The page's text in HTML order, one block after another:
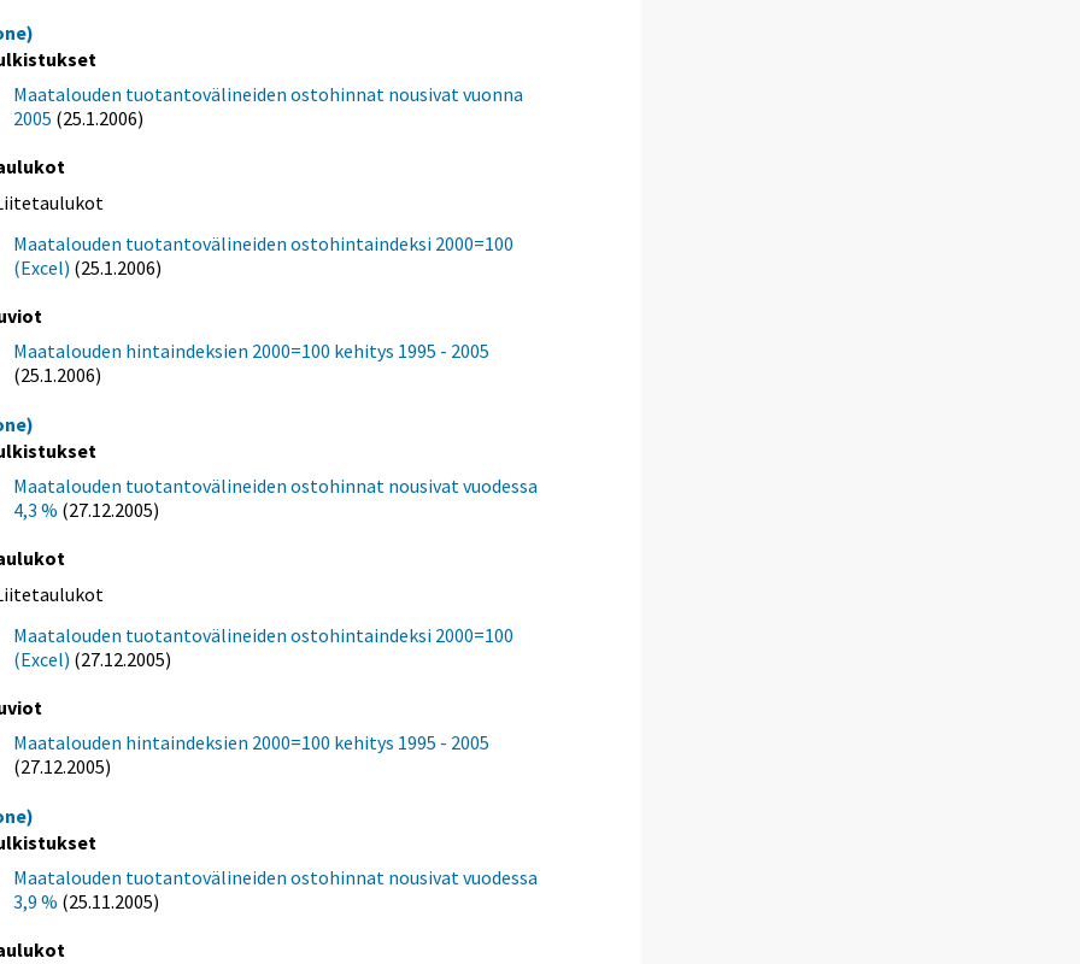
Maatalouden tuotantovälineiden ostohinnat nousivat vuonna
2005 (25.1.2006)
Maatalouden tuotantovälineiden ostohintaindeksi 2000=100
(Excel) (25.1.2006)
Maatalouden hintaindeksien 2000=100 kehitys 1995 - 2005
(25.1.2006)
Maatalouden tuotantovälineiden ostohinnat nousivat vuodessa
4,3 % (27.12.2005)
Maatalouden tuotantovälineiden ostohintaindeksi 2000=100
(Excel) (27.12.2005)
Maatalouden hintaindeksien 2000=100 kehitys 1995 - 2005
(27.12.2005)
Maatalouden tuotantovälineiden ostohinnat nousivat vuodessa
3,9 % (25.11.2005)